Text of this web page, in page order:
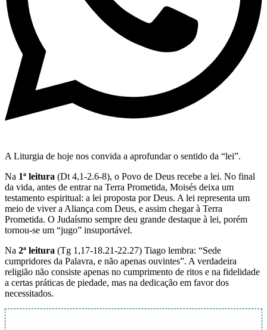
A Liturgia de hoje nos convida a aprofundar o sentido da “lei”.
Na 1ª leitura (Dt 4,1-2.6-8), o Povo de Deus recebe a lei. No final
da vida, antes de entrar na Terra Prometida, Moisés deixa um
testamento espiritual: a lei proposta por Deus. A lei representa um
meio de viver a Aliança com Deus, e assim chegar à Terra
Prometida. O Judaísmo sempre deu grande destaque à lei, porém
tornou-se um “jugo” insuportável.
Na 2ª leitura (Tg 1,17-18.21-22.27) Tiago lembra: “Sede
cumpridores da Palavra, e não apenas ouvintes”. A verdadeira
religião não consiste apenas no cumprimento de ritos e na fidelidade
a certas práticas de piedade, mas na dedicação em favor dos
necessitados.